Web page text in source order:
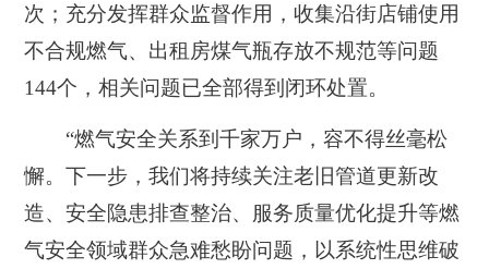
次；充分发挥群众监督作用，收集沿街店铺使用
不合规燃气、出租房煤气瓶存放不规范等问题
144个，相关问题已全部得到闭环处置。
“燃气安全关系到千家万户，容不得丝毫松
懈。下一步，我们将持续关注老旧管道更新改
造、安全隐患排查整治、服务质量优化提升等燃
气安全领域群众急难愁盼问题，以系统性思维破